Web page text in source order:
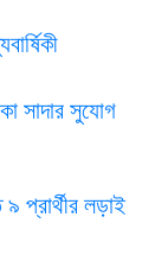
সাদার সুযোগ
প্রার্থীর লড়াই